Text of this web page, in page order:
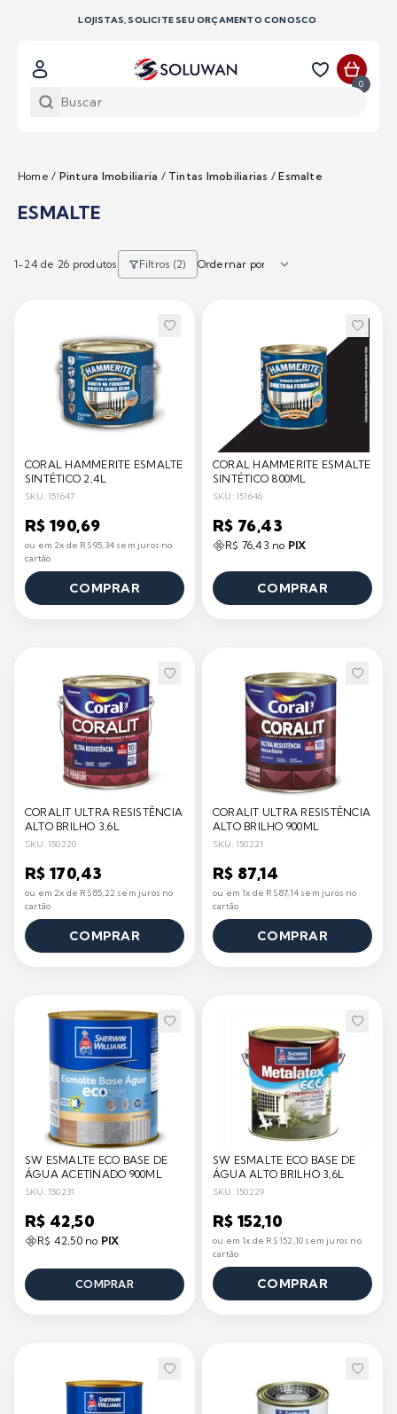
LOJISTAS, SOLICITE SEU ORÇAMENTO CONOSCO
0
Home / Pintura Imobiliaria / Tintas Imobiliarias /Esmalte
ESMALTE
1-24 de 26 produtos Filtros (2)
CORAL HAMMERITE ESMALTE
SINTÉTICO 2,4L
SKU: 151647
R$ 190,69
ou em 2x de R$ 95,34 sem juros no
cartão
COMPRAR
CORAL HAMMERITE ESMALTE
SINTÉTICO 800ML
SKU: 151646
R$ 76,43
R$ 76,43 no PIX
COMPRAR
CORALIT ULTRA RESISTÊNCIA
ALTO BRILHO 3,6L
SKU: 150220
R$ 170,43
ou em 2x de R$ 85,22 sem juros no
cartão
COMPRAR
CORALIT ULTRA RESISTÊNCIA
ALTO BRILHO 900ML
SKU: 150221
R$ 87,14
ou em 1x de R$ 87,14 sem juros no
cartão
COMPRAR
SW ESMALTE ECO BASE DE
ÁGUA ACETINADO 900ML
SKU: 150231
R$ 42,50
R$ 42,50 no PIX
COMPRAR
SW ESMALTE ECO BASE DE
ÁGUA ALTO BRILHO 3,6L
SKU: 150229
R$ 152,10
ou em 1x de R$ 152,10 sem juros no
cartão
COMPRAR